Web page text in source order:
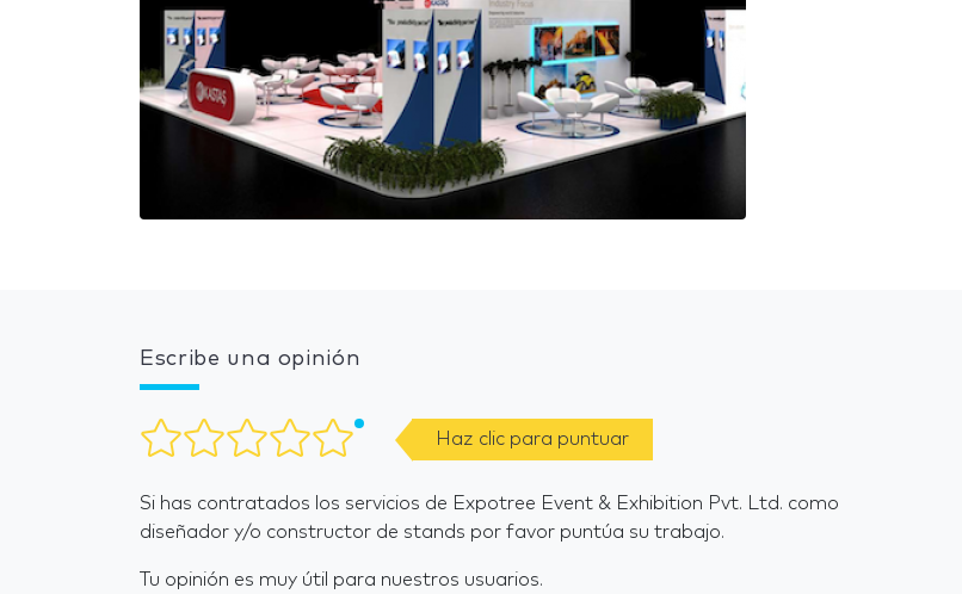
Escribe una opinión
Haz clic para puntuar
Si has contratados los servicios de Expotree Event & Exhibition Pvt. Ltd. como
diseñador y/o constructor de stands por favor puntúa su trabajo.
Tu opinión es muy útil para nuestros usuarios.